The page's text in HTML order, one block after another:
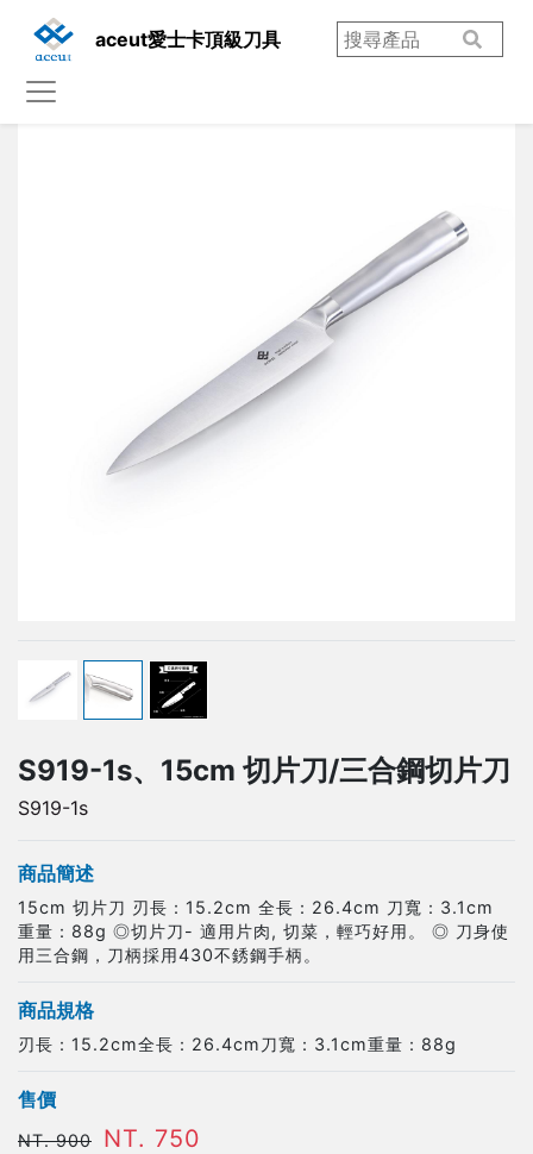
aceut愛士卡頂級刀具
S919-1s、15cm 切片刀/三合鋼切片刀
S919-1s
商品簡述
15cm 切片刀 刃長：15.2cm 全長：26.4cm 刀寬：3.1cm
重量：88g ◎切片刀- 適用片肉, 切菜，輕巧好用。 ◎ 刀身使
用三合鋼，刀柄採用430不銹鋼手柄。
商品規格
刃長：15.2cm全長：26.4cm刀寬：3.1cm重量：88g
售價
NT. 900 NT. 750